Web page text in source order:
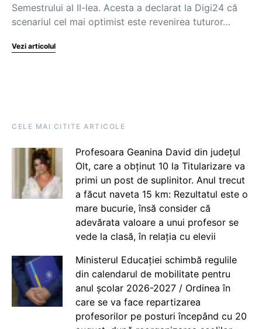
Semestrului al II-lea. Acesta a declarat la Digi24 că
scenariul cel mai optimist este revenirea tuturor…
Vezi articolul
CELE MAI CITITE ARTICOLE
Profesoara Geanina David din județul
Olt, care a obținut 10 la Titularizare va
primi un post de suplinitor. Anul trecut
a făcut naveta 15 km: Rezultatul este o
mare bucurie, însă consider că
adevărata valoare a unui profesor se
vede la clasă, în relația cu elevii
Ministerul Educației schimbă regulile
din calendarul de mobilitate pentru
anul școlar 2026-2027 / Ordinea în
care se va face repartizarea
profesorilor pe posturi începând cu 20